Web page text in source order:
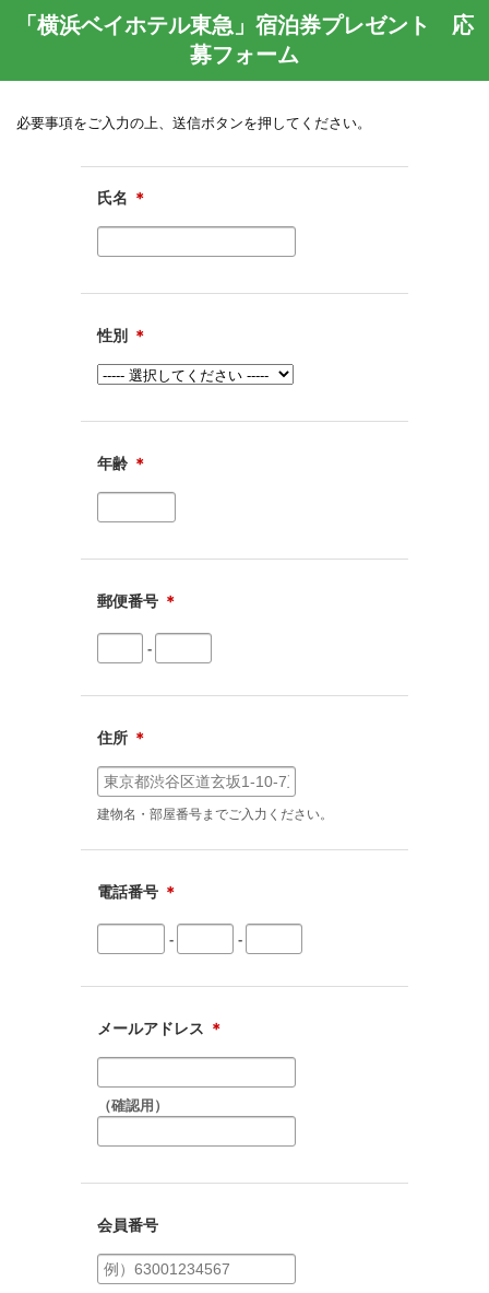
「横浜ベイホテル東急」宿泊券プレゼント 応
募フォーム
必要事項をご入力の上、送信ボタンを押してください。
氏名 ＊
性別 ＊
年齢 ＊
郵便番号 ＊
-
住所 ＊
建物名・部屋番号までご入力ください。
電話番号 ＊
- -
メールアドレス ＊
（確認用）
会員番号